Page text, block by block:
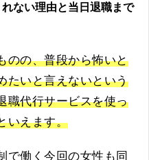
ない理由と当日退職まで
のの、普段から怖いと
たいと言えないという
職代行サービスを使っ
いえます。
で働く今回の女性も同